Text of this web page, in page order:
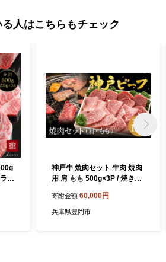
人はこちらもチェック
ン
ロ
国
神戸牛 焼肉セット 牛肉 焼肉
用 肩 もも 500g×3P / 焼き肉
但馬牛 黒毛和牛 和牛 国産牛
焼肉 やきにく アウトドア キ
寄附金額 60,000円
兵庫県豊岡市